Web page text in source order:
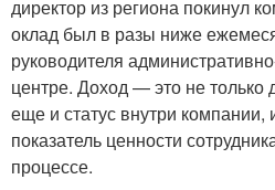
директор из региона покинул
оклад был в разы ниже
руководителя
центре. Доход — это не только
еще и статус внутри компании,
показатель ценности
процессе.